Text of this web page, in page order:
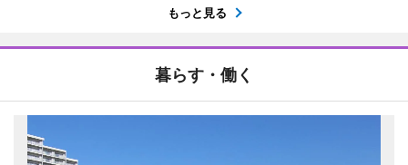
もっと見る
暮らす・働く